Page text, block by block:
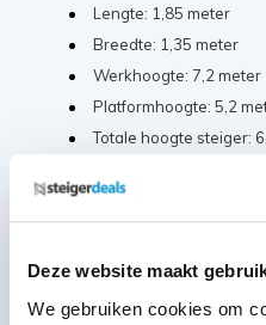
Deze website maakt
We gebruiken cookies om
Lengte: 1,85 meter
Breedte: 1,35 meter
Werkhoogte: 7,2 meter
Platformhoogte: 5,2
Totale hoogte steiger:
Inbegrepen